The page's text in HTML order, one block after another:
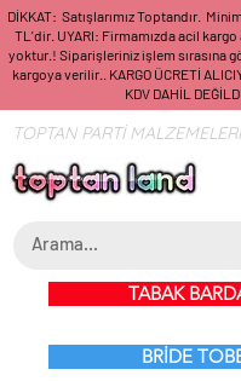
DİKKAT: Satışlarımız Toptandır.
TL'dir. UYARI: Firmamızda acil kargo
yoktur.! Siparişleriniz işlem sırasına
kargoya verilir.. KARGO ÜCRETİ
KDV DAHİL
TOPTAN PARTİ MALZEMELERİ
TABAK
BRİDE